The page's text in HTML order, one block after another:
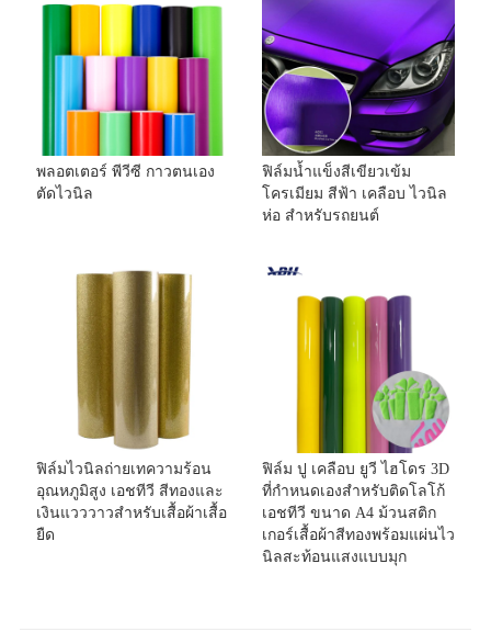
พลอตเตอร์ พีวีซี กาวตนเอง
ตัดไวนิล
ฟิล์มน้ำแข็งสีเขียวเข้ม
โครเมียม สีฟ้า เคลือบ ไวนิล
ห่อ สำหรับรถยนต์
ฟิล์มไวนิลถ่ายเทความร้อน
อุณหภูมิสูง เอชทีวี สีทองและ
เงินแวววาวสำหรับเสื้อผ้าเสื้อ
ยืด
ฟิล์ม ปู เคลือบ ยูวี ไฮโดร 3D
ที่กำหนดเองสำหรับติดโลโก้
เอชทีวี ขนาด A4 ม้วนสติก
เกอร์เสื้อผ้าสีทองพร้อมแผ่นไว
นิลสะท้อนแสงแบบมุก